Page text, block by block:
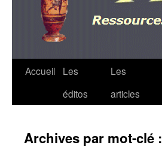
Accueil
Les
éditos
Les
articles
Archives par mot-clé :